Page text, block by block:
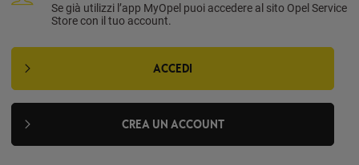
Se già utilizzi l’app MyOpel puoi accedere al sito Opel Service
Store con il tuo account.
ACCEDI
CREA UN ACCOUNT